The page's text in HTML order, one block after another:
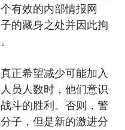
有效的内部情报网
的藏身之处并因此拘
正希望减少可能加入
员人数时，他们意识
斗的胜利。否则，警
子，但是新的激进分